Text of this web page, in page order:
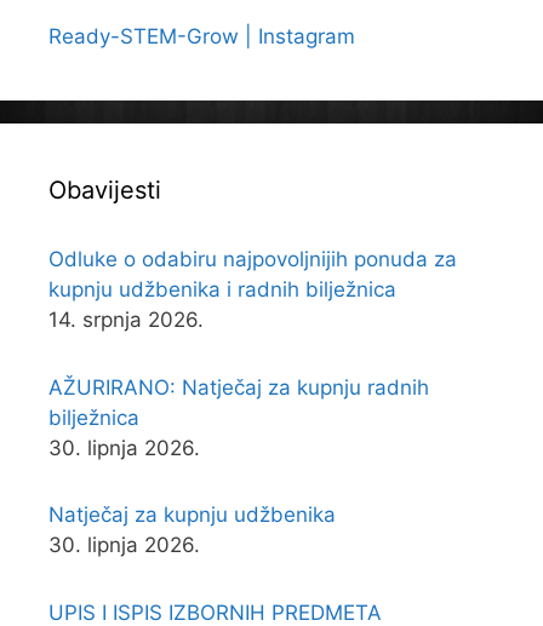
Ready-STEM-Grow | Instagram
Obavijesti
Odluke o odabiru najpovoljnijih ponuda za
kupnju udžbenika i radnih bilježnica
14. srpnja 2026.
AŽURIRANO: Natječaj za kupnju radnih
bilježnica
30. lipnja 2026.
Natječaj za kupnju udžbenika
30. lipnja 2026.
UPIS I ISPIS IZBORNIH PREDMETA